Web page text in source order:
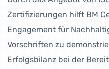
Zertifizierungen hilft BM
Engagement für
Vorschriften zu
Erfolgsbilanz bei der